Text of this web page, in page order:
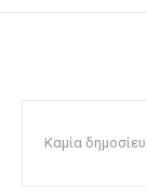
Καμία